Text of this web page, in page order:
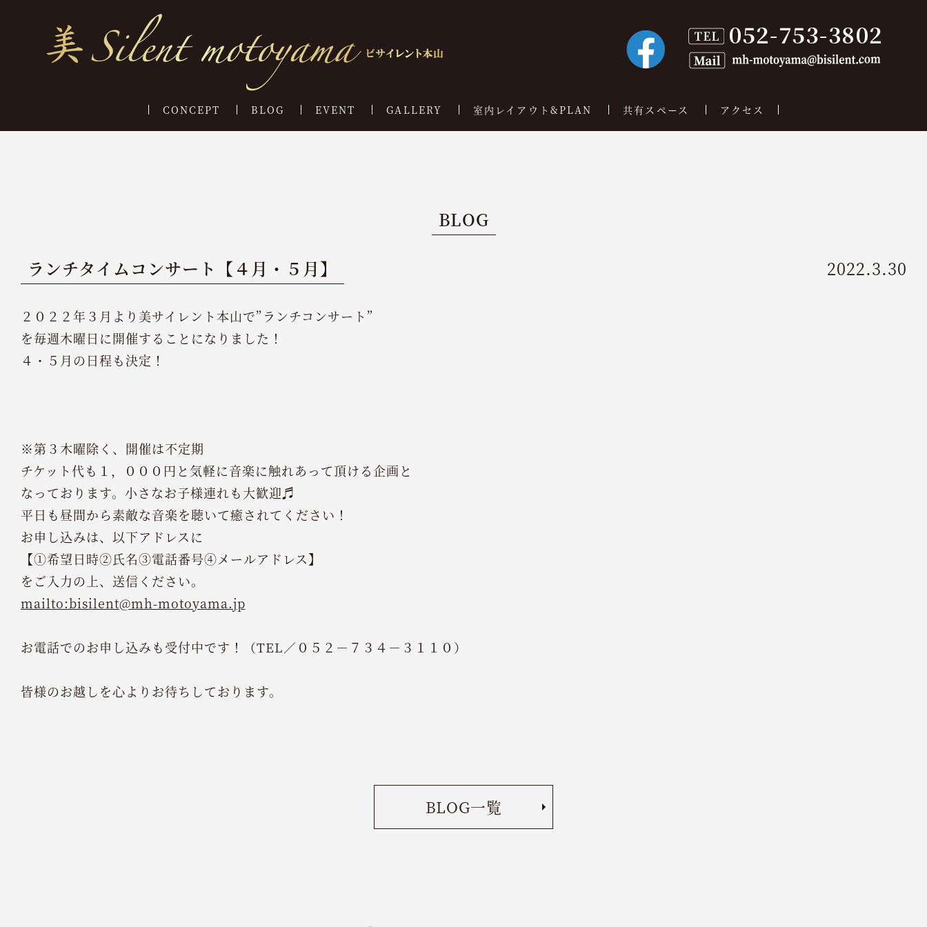
CONCEPT BLOG EVENT GALLERY 室内レイアウト&PLAN 共有スペース アクセス
BLOG
ランチタイムコンサート【４月・５月】 2022.3.30
２０２２年３月より美サイレント本山で”ランチコンサート”
を毎週木曜日に開催することになりました！
４・５月の日程も決定！
※第３木曜除く、開催は不定期
チケット代も１，０００円と気軽に音楽に触れあって頂ける企画と
なっております。小さなお子様連れも大歓迎♬
平日も昼間から素敵な音楽を聴いて癒されてください！
お申し込みは、以下アドレスに
【①希望日時②氏名③電話番号④メールアドレス】
をご入力の上、送信ください。
mailto:bisilent@mh-motoyama.jp
お電話でのお申し込みも受付中です！（TEL／０５２－７３４－３１１０）
皆様のお越しを心よりお待ちしております。
BLOG一覧